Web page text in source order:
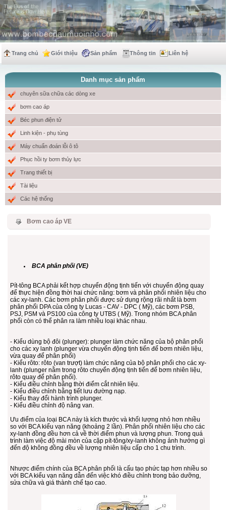
Trang chủ Giới thiệu Sản phẩm Thông tin Liên hệ
Danh mục sản phẩm
chuyên sữa chữa các dòng xe
bơm cao áp
Béc phun điện tử
Linh kiện - phụ tùng
Máy chuẩn đoán lỗi ô tô
Phục hồi ty bơm thủy lực
Trang thiết bị
Tài liệu
Các hệ thống
Bơm cao áp VE
BCA phân phối (VE)
Pít-tông BCA phải kết hợp chuyển động tịnh tiến với chuyển động quay
để thực hiện đồng thời hai chức năng: bơm và phân phối nhiên liệu cho
các xy-lanh. Các bơm phân phối được sử dụng rộng rãi nhất là bơm
phân phối DPA của công ty Lucas - CAV - DPC ( Mỹ), các bơm PSB,
PSJ, PSM và PS100 của công ty UTBS ( Mỹ). Trong nhóm BCA phân
phối còn có thể phân ra làm nhiều loại khác nhau.
- Kiểu dùng bộ đôi (plunger): plunger làm chức năng của bộ phân phối
cho các xy lanh (plunger vừa chuyển động tịnh tiến để bơm nhiên liệu,
vừa quay để phân phối)
- Kiểu rôto: rôto (van trượt) làm chức năng của bộ phân phối cho các xy-
lanh (plunger nằm trong rôto chuyển động tịnh tiến để bơm nhiên liệu,
rôto quay để phân phối).
- Kiểu điều chỉnh bằng thời điểm cắt nhiên liệu.
- Kiểu điều chỉnh bằng tiết lưu đường nạp.
- Kiểu thay đổi hành trình plunger.
- Kiểu điều chỉnh độ nâng van.
Ưu điểm của loại BCA này là kích thước và khối lượng nhỏ hơn nhiều
so với BCA kiểu vạn năng (khoảng 2 lần). Phân phối nhiên liệu cho các
xy-lanh đồng đều hơn cả về thời điểm phun và lượng phun. Trong quá
trình làm việc độ mài mòn của cặp pít-tông/xy-lanh không ảnh hưởng gì
đến độ không đồng đều về lượng nhiên liệu cấp cho 1 chu trình.
Nhược điểm chính của BCA phân phối là cấu tạo phức tạp hơn nhiều so
với BCA kiểu vạn năng dẫn đến việc khó điều chỉnh trong bảo dưỡng,
sửa chữa và giá thành chế tạo cao.